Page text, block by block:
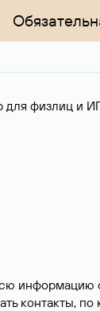
для физлиц и
информацию
контакты,